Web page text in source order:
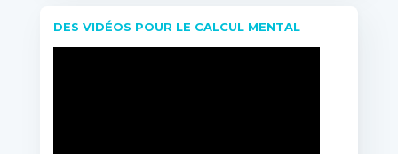
DES VIDÉOS POUR LE CALCUL MENTAL